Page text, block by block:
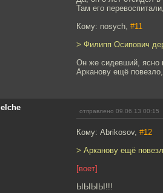
Там его
Кому: nosych, #11
> Филипп Осипович
Он же сидевший, ясно
Арканову ещё
elche отправлено 09.06.13 00:15
Кому: Abrikosov, #12
> Арканову ещё
[воет]
ЫЫЫЫ!!!